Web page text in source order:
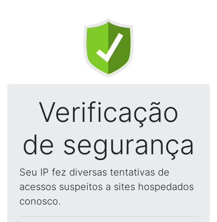
Verificação
de segurança
Seu IP fez diversas tentativas de
acessos suspeitos a sites hospedados
conosco.